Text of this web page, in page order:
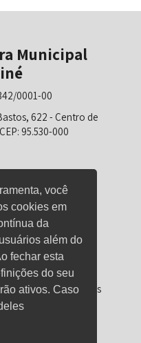
você
cookies em
da
além do
fechar esta
do seu
ativos. Caso
Municipal
0001-00
622 - Centro de
95.530-000
(Prefeitura)
(Educação)
sexta-feira: 08h00 às
17h00